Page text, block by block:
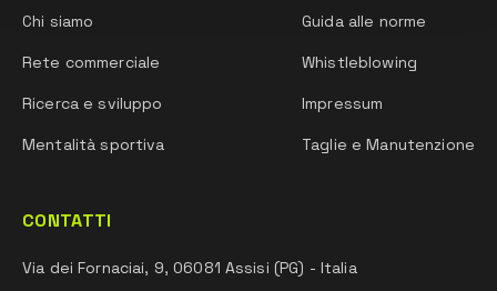
Chi siamo
Rete commerciale
Ricerca e sviluppo
Mentalità sportiva
Guida alle norme
Whistleblowing
Impressum
Taglie e Manutenzione
CONTATTI
Via dei Fornaciai, 9, 06081 Assisi (PG) - Italia